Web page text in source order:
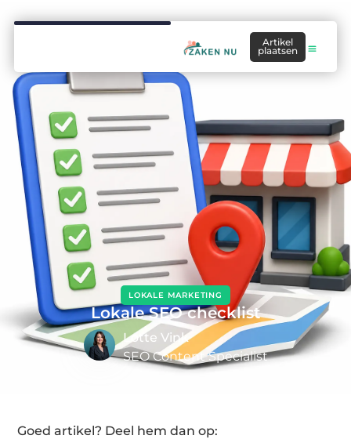
Artikel
plaatsen
LOKALE MARKETING
Lokale SEO checklist
Lotte Vink
SEO Content Specialist
Goed artikel? Deel hem dan op: